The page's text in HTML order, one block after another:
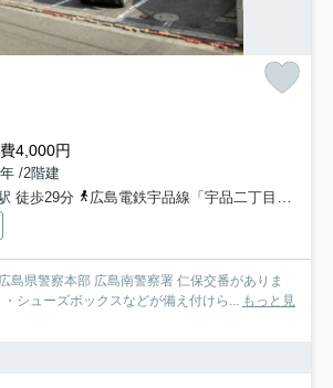
4,000円
/2階建
徒歩29分
広島電鉄宇品線「宇品二丁目」駅 徒歩41分
島県警察本部 広島南警察署 仁保交番がありま
シューズボックスなどが備え付けら... もっと見